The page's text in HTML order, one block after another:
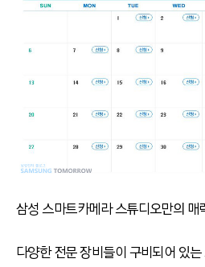
삼성 스마트카메라 스튜디오만의 매
다양한 전문 장비들이 구비되어 있